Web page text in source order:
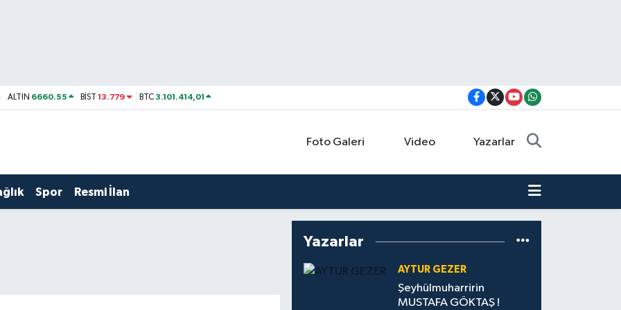
ALTIN 6660.55 BİST13.779 BTC3.101.414,01
Foto Galeri Video Yazarlar
Spor Resmi İlan
Yazarlar
AYTUR GEZER
Şeyhülmuharririn
MUSTAFA GÖKTAŞ !